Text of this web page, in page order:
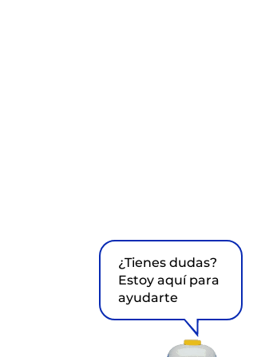
¿Tienes dudas?
Estoy aquí para
ayudarte